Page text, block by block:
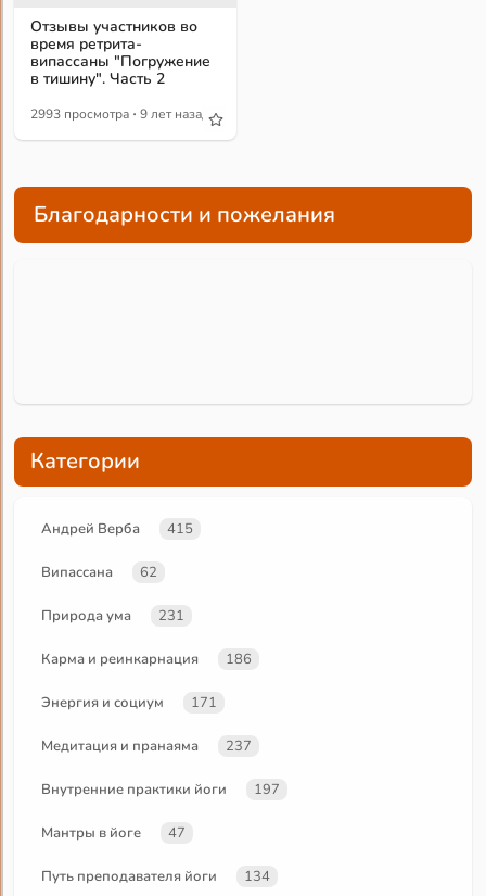
Отзывы участников во
время ретрита-
випассаны "Погружение
в тишину". Часть 2
2993 просмотра · 9 лет назад
Благодарности и пожелания
Категории
Андрей Верба 415
Випассана 62
Природа ума 231
Карма и реинкарнация 186
Энергия и социум 171
Медитация и пранаяма 237
Внутренние практики йоги 197
Мантры в йоге 47
Путь преподавателя йоги 134